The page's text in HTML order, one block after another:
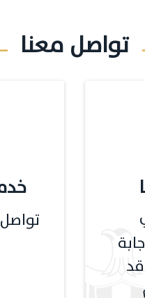
تواصل معنا